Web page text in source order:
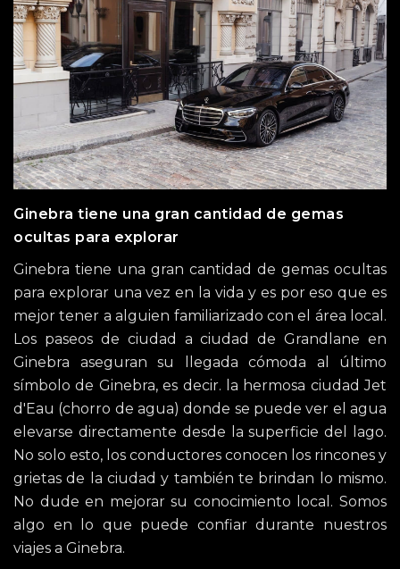
Ginebra tiene una gran cantidad de gemas
ocultas para explorar
Ginebra tiene una gran cantidad de gemas ocultas
para explorar una vez en la vida y es por eso que es
mejor tener a alguien familiarizado con el área local.
Los paseos de ciudad a ciudad de Grandlane en
Ginebra aseguran su llegada cómoda al último
símbolo de Ginebra, es decir. la hermosa ciudad Jet
d'Eau (chorro de agua) donde se puede ver el agua
elevarse directamente desde la superficie del lago.
No solo esto, los conductores conocen los rincones y
grietas de la ciudad y también te brindan lo mismo.
No dude en mejorar su conocimiento local. Somos
algo en lo que puede confiar durante nuestros
viajes a Ginebra.